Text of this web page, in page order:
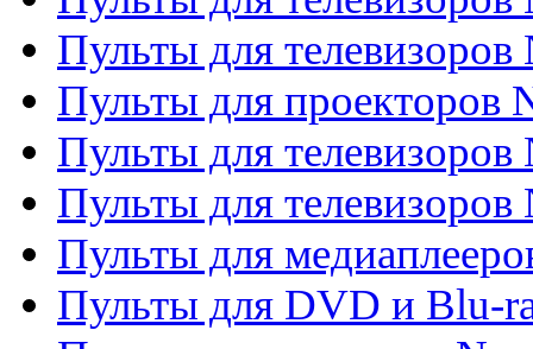
Пульты для телевизоров
Пульты для проекторов
Пульты для телевизоров
Пульты для телевизоров
Пульты для
Пульты для DVD и Blu-